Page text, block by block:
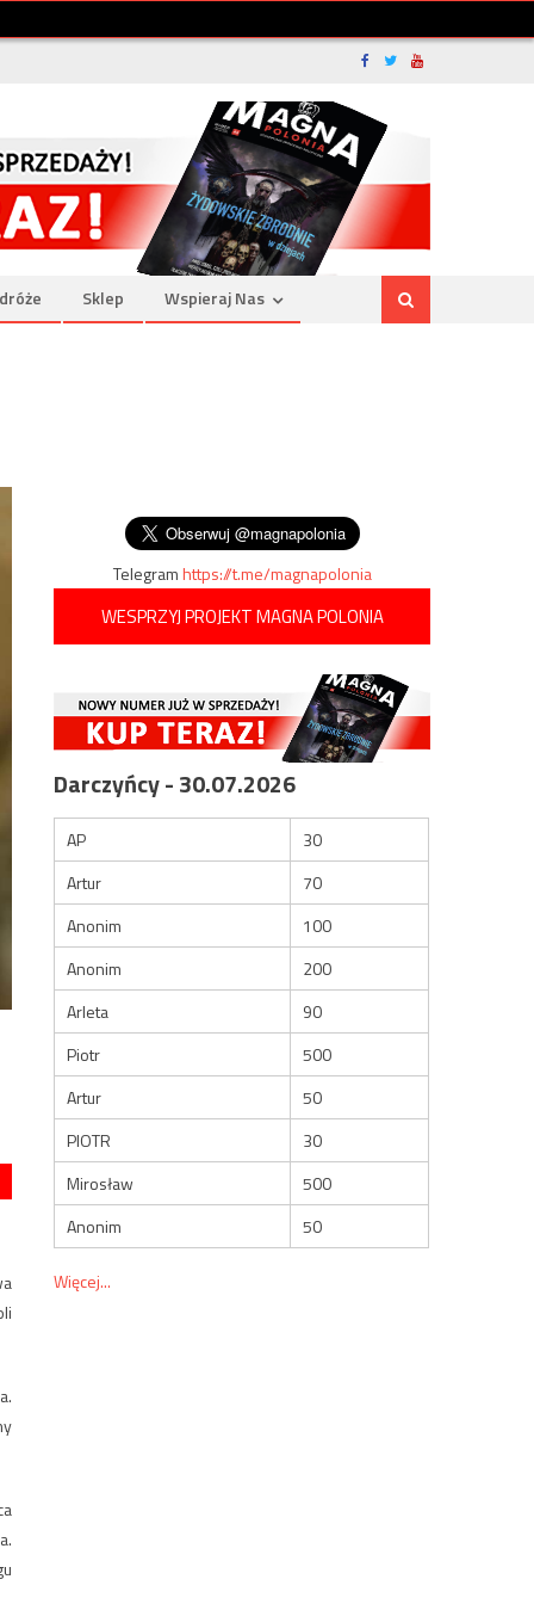
Sklep Wspieraj Nas
Telegramhttps://t.me/magnapolonia
WESPRZYJ PROJEKT MAGNA POLONIA
Darczyńcy - 30.07.2026
AP
30
Artur
70
Anonim
100
Anonim
200
Arleta
90
Piotr
500
Artur
50
PIOTR
30
Mirosław
500
Anonim
50
Więcej...